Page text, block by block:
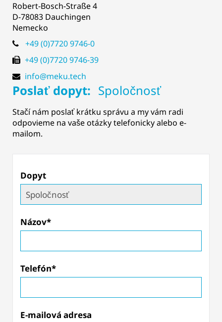
Robert-Bosch-Straße 4
D-78083 Dauchingen
Nemecko
+49 (0)7720 9746-0
+49 (0)7720 9746-39
info@meku.tech
Poslať dopyt: Spoločnosť
Stačí nám poslať krátku správu a my vám radi
odpovieme na vaše otázky telefonicky alebo e-
mailom.
Dopyt
Názov*
Telefón*
E-mailová adresa